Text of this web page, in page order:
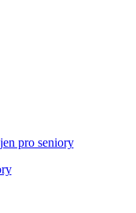
pro seniory